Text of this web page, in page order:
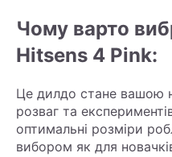
Чому варто
Hitsens 4 Pink:
Це дилдо стане вашою
розваг та
оптимальні розміри
вибором як для